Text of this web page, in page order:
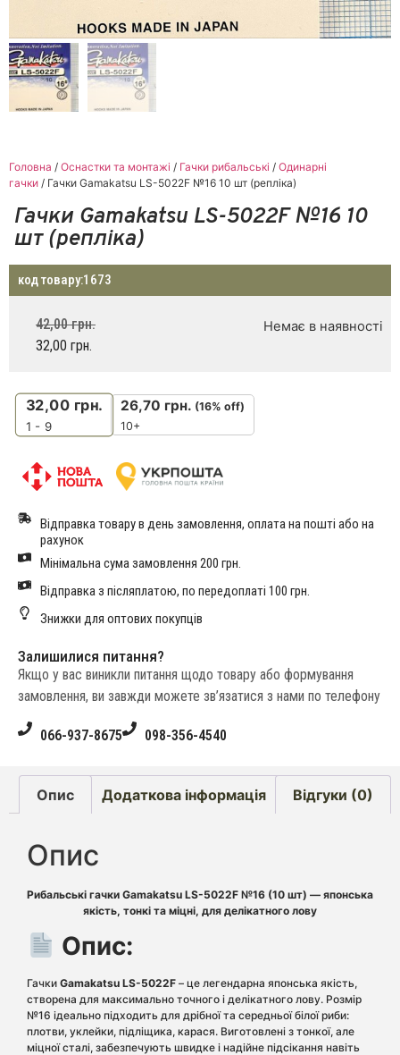
Головна / Оснастки та монтажі / Гачки рибальські / Одинарні
гачки / Гачки Gamakatsu LS-5022F №16 10 шт (репліка)
Гачки Gamakatsu LS-5022F №16 10
шт (репліка)
код товару:1673
42,00грн.
32,00 грн.
Немає в наявності
32,00 грн.
1 - 9
26,70 грн. (16% off)
10+
Відправка товару в день замовлення, оплата на пошті або на
рахунок
Мінімальна сума замовлення 200 грн.
Відправка з післяплатою, по передоплаті 100 грн.
Знижки для оптових покупців
Залишилися питання?
Якщо у вас виникли питання щодо товару або формування
замовлення, ви завжди можете зв’язатися з нами по телефону
066-937-8675 098-356-4540
Опис Додаткова інформація Відгуки (0)
Опис
Рибальські гачки Gamakatsu LS-5022F №16 (10 шт) — японська
якість, тонкі та міцні, для делікатного лову
Опис:
Гачки Gamakatsu LS-5022F – це легендарна японська якість,
створена для максимально точного і делікатного лову. Розмір
№16 ідеально підходить для дрібної та середньої білої риби:
плотви, уклейки, підліщика, карася. Виготовлені з тонкої, але
міцної сталі, забезпечують швидке і надійне підсікання навіть